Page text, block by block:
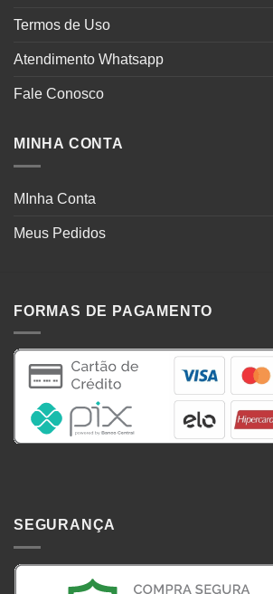
Termos de Uso
Atendimento Whatsapp
Fale Conosco
MINHA CONTA
MInha Conta
Meus Pedidos
FORMAS DE PAGAMENTO
SEGURANÇA